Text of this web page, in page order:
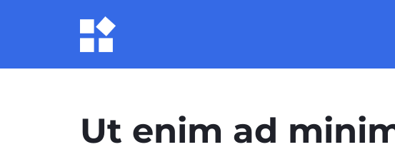
Ut enim ad